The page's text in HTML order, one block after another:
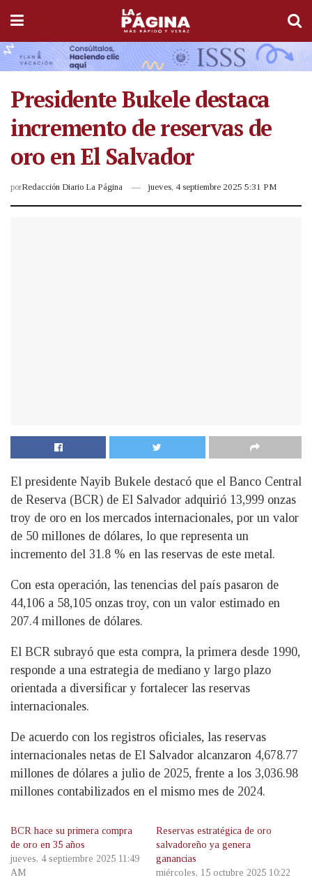
Presidente Bukele destaca
incremento de reservas de
oro en El Salvador
porRedacción Diario La Página jueves, 4 septiembre 2025 5:31 PM
El presidente Nayib Bukele destacó que el Banco Central
de Reserva (BCR) de El Salvador adquirió 13,999 onzas
troy de oro en los mercados internacionales, por un valor
de 50 millones de dólares, lo que representa un
incremento del 31.8 % en las reservas de este metal.
Con esta operación, las tenencias del país pasaron de
44,106 a 58,105 onzas troy, con un valor estimado en
207.4 millones de dólares.
El BCR subrayó que esta compra, la primera desde 1990,
responde a una estrategia de mediano y largo plazo
orientada a diversificar y fortalecer las reservas
internacionales.
De acuerdo con los registros oficiales, las reservas
internacionales netas de El Salvador alcanzaron 4,678.77
millones de dólares a julio de 2025, frente a los 3,036.98
millones contabilizados en el mismo mes de 2024.
BCR hace su primera compra
de oro en 35 años
jueves, 4 septiembre 2025 11:49
AM
Reservas estratégica de oro
salvadoreño ya genera
ganancias
miércoles, 15 octubre 2025 10:22